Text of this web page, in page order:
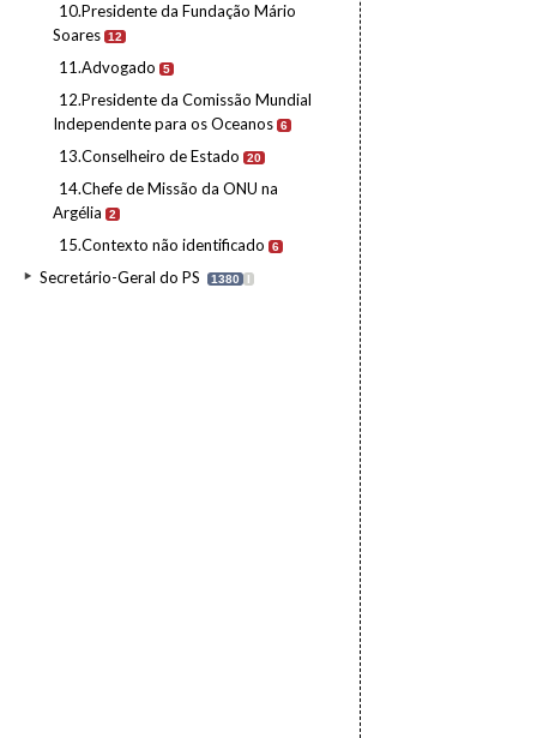
10.Presidente da Fundação Mário
Soares 12
11.Advogado 5
12.Presidente da Comissão Mundial
Independente para os Oceanos 6
13.Conselheiro de Estado 20
14.Chefe de Missão da ONU na
Argélia
2
15.Contexto não identificado 6
Secretário-Geral do PS 1380 I